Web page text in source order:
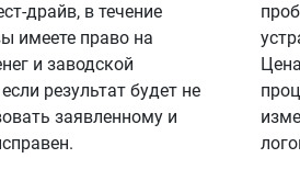
драйв, в течение
имеете право на
и заводской
результат будет не
заявленному и